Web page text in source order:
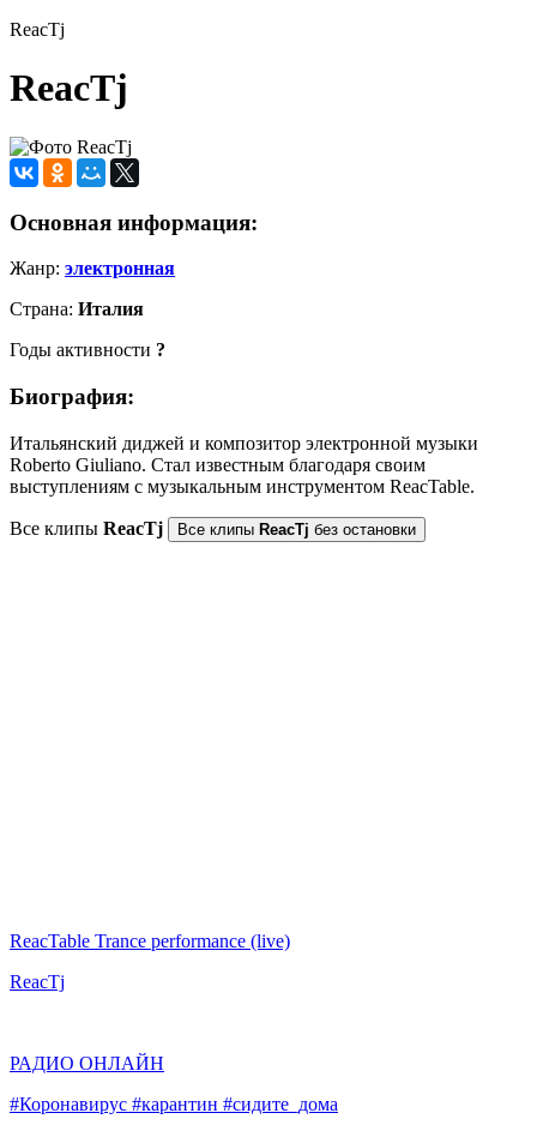
ReacTj
ReacTj
Основная информация:
Жанр: электронная
Страна: Италия
Годы активности ?
Биография:
Итальянский диджей и композитор электронной музыки
Roberto Giuliano. Стал известным благодаря своим
выступлениям с музыкальным инструментом ReacTable.
Все клипы ReacTj Все клипы ReacTj без остановки
ReacTable Trance performance (live)
ReacTj
РАДИО ОНЛАЙН
#Коронавирус #карантин #сидите_дома